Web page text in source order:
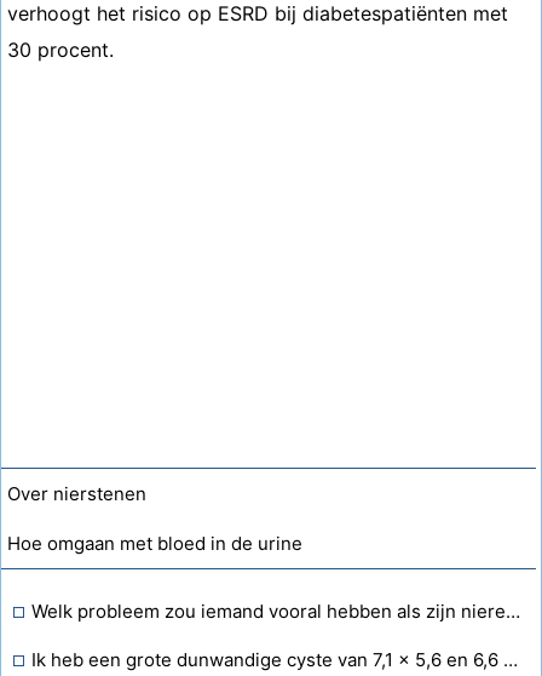
verhoogt het risico op ESRD bij diabetespatiënten met
30 procent.
Over nierstenen
Hoe omgaan met bloed in de urine
Welk probleem zou iemand vooral hebben als zijn nieren niet goed zouden werken?
Ik heb een grote dunwandige cyste van 7,1 x 5,6 en 6,6 cm met een duidelijke inhoud in de bovenste pool van de linker nier. Ik moet me zorgen maken. Kan dit verdwijnen?